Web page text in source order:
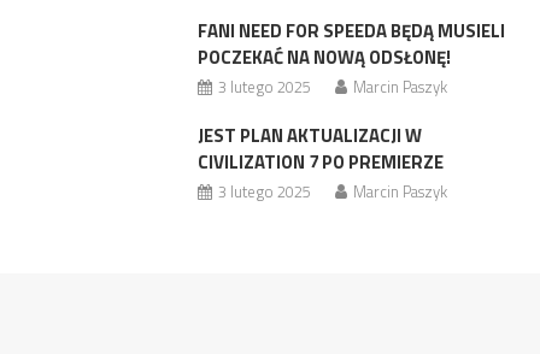
FANI NEED FOR SPEEDA BĘDĄ MUSIELI
POCZEKAĆ NA NOWĄ ODSŁONĘ!
3 lutego 2025 Marcin Paszyk
JEST PLAN AKTUALIZACJI W
CIVILIZATION 7 PO PREMIERZE
3 lutego 2025 Marcin Paszyk